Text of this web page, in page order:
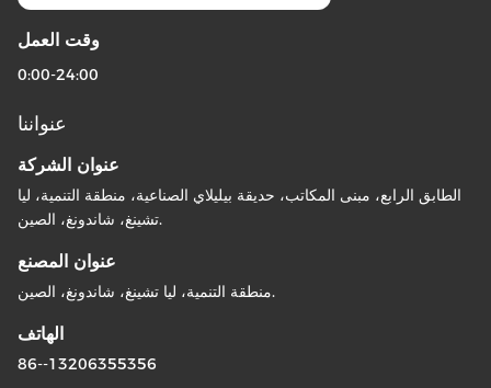
وقت العمل
0:00-24:00
عنواننا
عنوان الشركة
الطابق الرابع، مبنى المكاتب، حديقة بيليلاي الصناعية، منطقة التنمية، ليا
تشينغ، شاندونغ، الصين.
عنوان المصنع
منطقة التنمية، ليا تشينغ، شاندونغ، الصين.
الهاتف
86--13206355356